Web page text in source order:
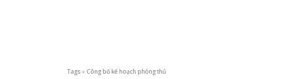
Tags Công bố kế hoạch phòng thủ